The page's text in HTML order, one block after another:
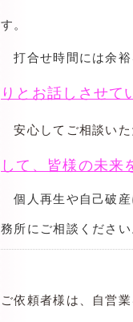
す。
打合せ時間には余裕
りとお話しさせて
安心してご相談いた
して、皆様の未来
個人再生や自己破産
務所にご相談ください
ご依頼者様は、自営